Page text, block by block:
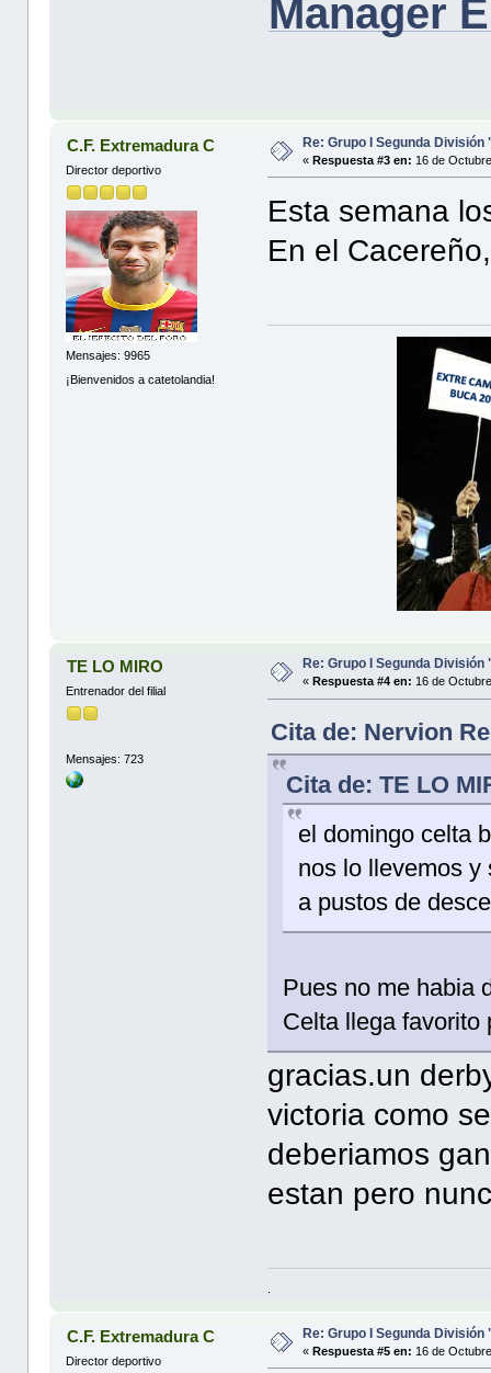
Manager
C.F. Extremadura C
Director deportivo
Mensajes: 9965
¡Bienvenidos a catetolandia!
Re: Grupo I Segunda División
«Respuesta #3 en: 16 de
Esta semana
En el
TE LO MIRO
Entrenador del filial
Mensajes: 723
Re: Grupo I Segunda División
«Respuesta #4 en: 16 de
Cita de: Nervion
Cita de: TE LO
el domingo celta
nos lo llevemos y
a pustos de
Pues no me habia
Celta llega favorito
gracias.un
victoria como
deberiamos
estan pero
C.F. Extremadura C
Director deportivo
Re: Grupo I Segunda División
«Respuesta #5 en: 16 de